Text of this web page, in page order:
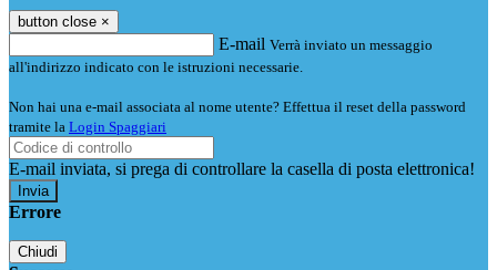
button close ×
E-mail Verrà inviato un messaggio
all'indirizzo indicato con le istruzioni necessarie.
Non hai una e-mail associata al nome utente? Effettua il reset della password
tramite la Login Spaggiari
E-mail inviata, si prega di controllare la casella di posta elettronica!
Errore
Chiudi